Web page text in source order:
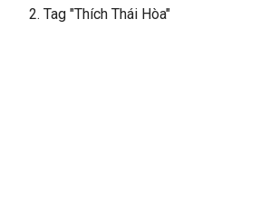
Tag "Thích Thái Hòa"